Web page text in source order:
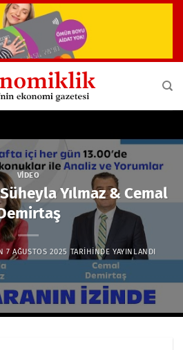
VIDEO
Yılmaz & Cemal
7 AĞUSTOS 2025 TARIHINDE YAYINLANDI